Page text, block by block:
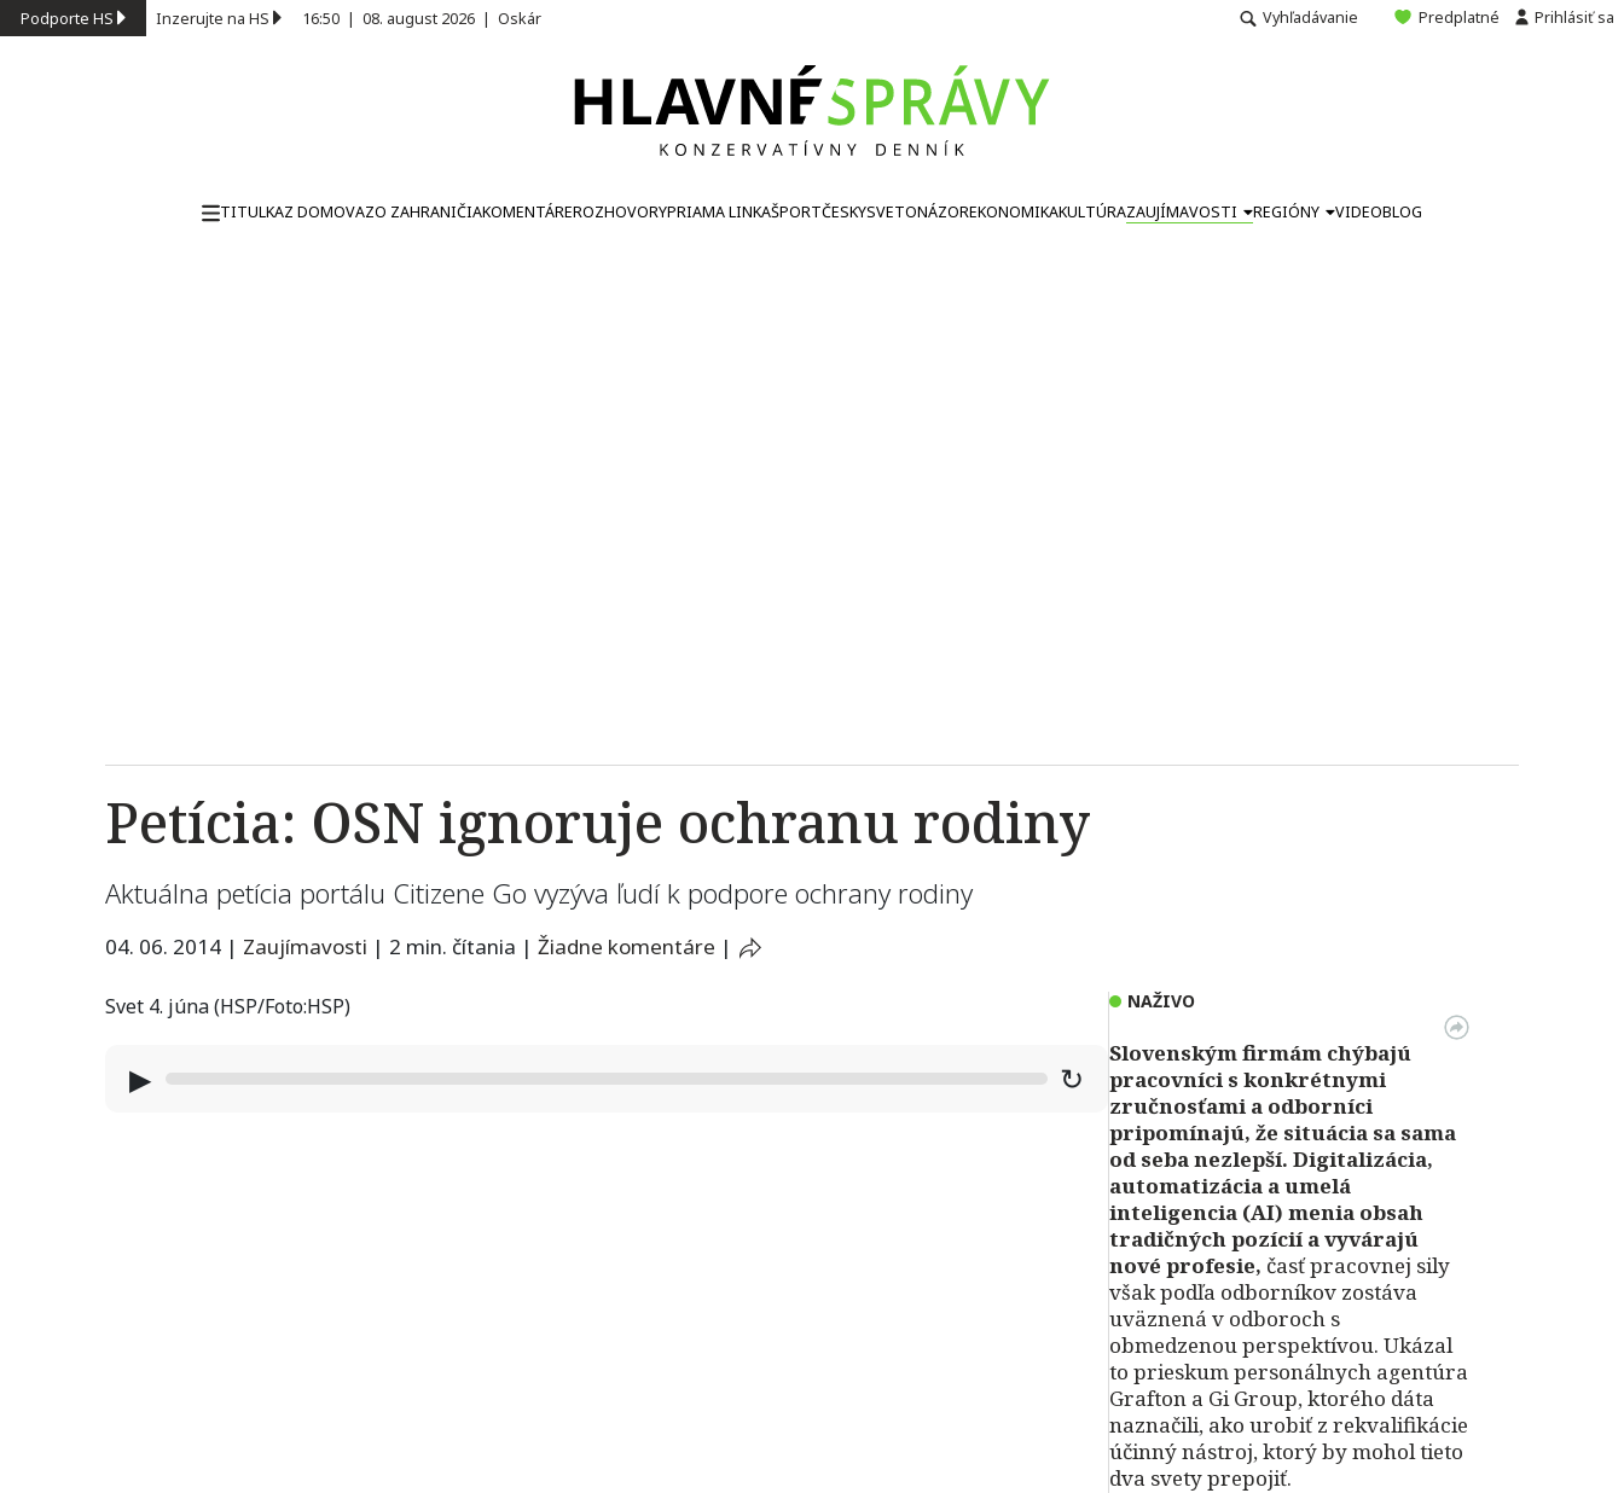
Podporte HS Inzerujte na HS 16:50 | 08. august 2026 | Oskár Vyhľadávanie Predplatné Prihlásiť sa
TITULKAZ DOMOVAZO ZAHRANIČIAKOMENTÁREROZHOVORYPRIAMA LINKAŠPORTČESKYSVETONÁZOREKONOMIKAKULTÚRAZAUJÍMAVOSTI REGIÓNY VIDEOBLOG
Petícia: OSN ignoruje ochranu rodiny
Aktuálna petícia portálu Citizene Go vyzýva ľudí k podpore ochrany rodiny
04. 06. 2014 | Zaujímavosti | 2 min. čítania | Žiadne komentáre |
Svet 4. júna (HSP/Foto:HSP)
▶ ↻
NAŽIVO
Slovenským firmám chýbajú
pracovníci s konkrétnymi
zručnosťami a odborníci
pripomínajú, že situácia sa sama
od seba nezlepší. Digitalizácia,
automatizácia a umelá
inteligencia (AI) menia obsah
tradičných pozícií a vyvárajú
nové profesie, časť pracovnej sily
však podľa odborníkov zostáva
uväznená v odboroch s
obmedzenou perspektívou. Ukázal
to prieskum personálnych agentúra
Grafton a Gi Group, ktorého dáta
naznačili, ako urobiť z rekvalifikácie
účinný nástroj, ktorý by mohol tieto
dva svety prepojiť.